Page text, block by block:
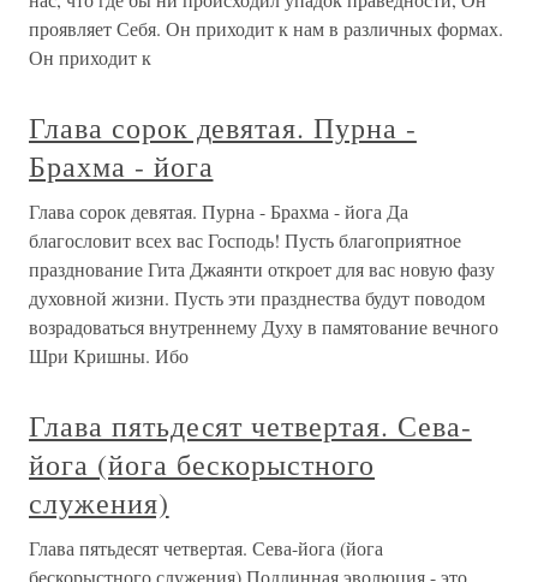
проявляет Себя. Он приходит к нам в различных формах.
Он приходит к
Глава сорок девятая. Пурна -
Брахма - йога
Глава сорок девятая. Пурна - Брахма - йога Да
благословит всех вас Господь! Пусть благоприятное
празднование Гита Джаянти откроет для вас новую фазу
духовной жизни. Пусть эти празднества будут поводом
возрадоваться внутреннему Духу в памятование вечного
Шри Кришны. Ибо
Глава пятьдесят четвертая. Сева-
йога (йога бескорыстного
служения)
Глава пятьдесят четвертая. Сева-йога (йога
бескорыстного служения) Подлинная эволюция - это